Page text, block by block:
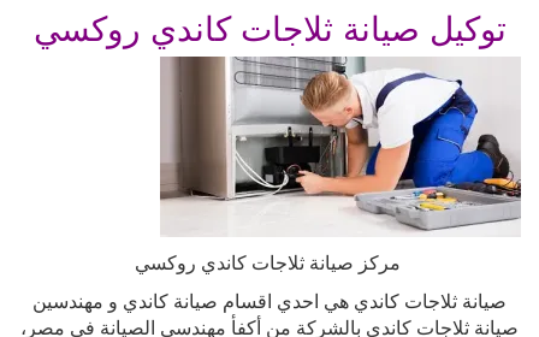
توكيل صيانة ثلاجات كاندي روكسي
مركز صيانة ثلاجات كاندي روكسي
صيانة ثلاجات كاندي هي احدي اقسام صيانة كاندي و مهندسين
صيانة ثلاجات كاندي بالشركة من أكفأ مهندسى الصيانة فى مصر،